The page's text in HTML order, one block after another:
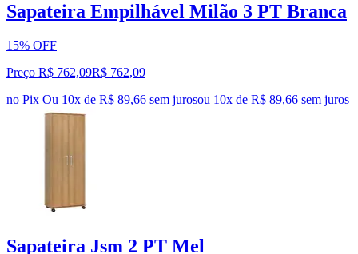
Sapateira Empilhável Milão 3 PT Branca
15% OFF
Preço R$ 762,09R$ 762,09
no Pix Ou 10x de R$ 89,66 sem jurosou 10x de R$ 89,66 sem juros
Sapateira Jsm 2 PT Mel